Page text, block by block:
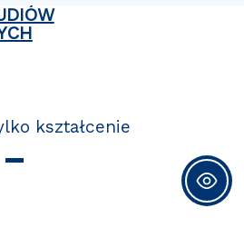
kształcenie